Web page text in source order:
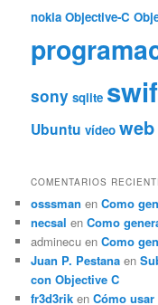
nokia Objective-C
sony sqlite
Ubuntu vídeo web
COMENTARIOS
osssman enComo
necsal enComo
adminecu enComo
Juan P. Pestana en
con Objective C
fr3d3rik enCómo